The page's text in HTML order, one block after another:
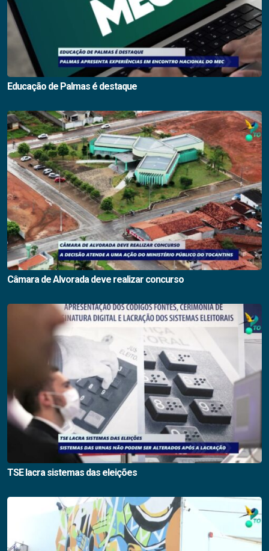
Educação de Palmas é destaque
Câmara de Alvorada deve realizar concurso
TSE lacra sistemas das eleições